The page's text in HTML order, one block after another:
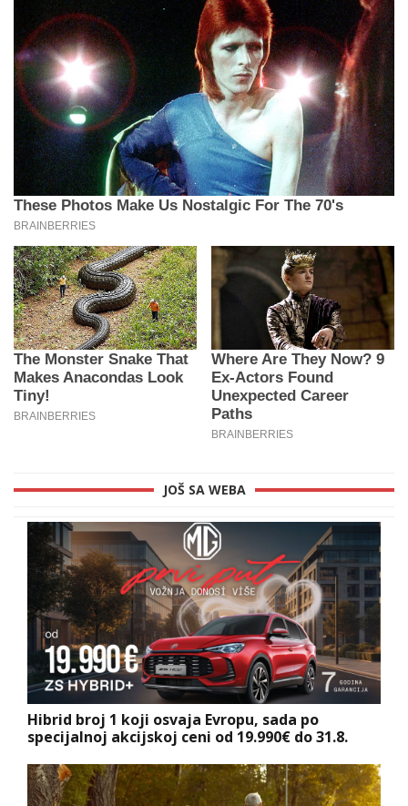
JOŠ SA WEBA
Hibrid broj 1 koji osvaja Evropu, sada po
specijalnoj akcijskoj ceni od 19.990€ do 31.8.